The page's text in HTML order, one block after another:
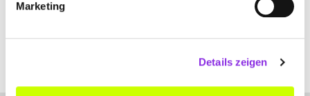
Marketing
Details zeigen
Absenden